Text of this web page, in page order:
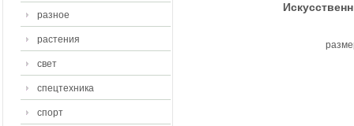
разное
растения
свет
спецтехника
спорт